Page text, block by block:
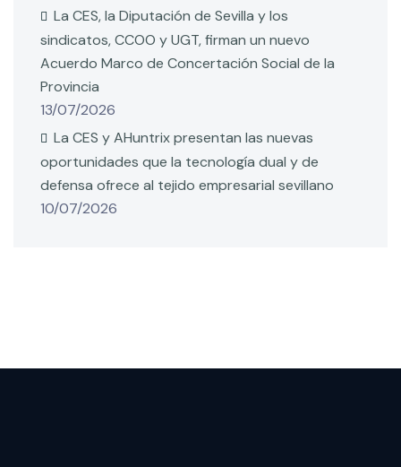
La CES, la Diputación de Sevilla y los
sindicatos, CCOO y UGT, firman un nuevo
Acuerdo Marco de Concertación Social de la
Provincia
13/07/2026
La CES y AHuntrix presentan las nuevas
oportunidades que la tecnología dual y de
defensa ofrece al tejido empresarial sevillano
10/07/2026